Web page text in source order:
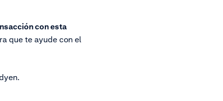
con esta
que te ayude con el